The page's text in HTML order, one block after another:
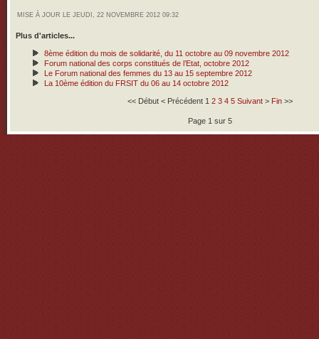
MISE À JOUR LE JEUDI, 22 NOVEMBRE 2012 09:32
Plus d'articles...
8ème édition du mois de solidarité, du 11 octobre au 09 novembre 2012
Forum national des corps constitués de l’Etat, octobre 2012
Le Forum national des femmes du 13 au 15 septembre 2012
La 10ème édition du FRSIT du 06 au 14 octobre 2012
<< Début < Précédent 1 2 3 4 5 Suivant > Fin >>
Page 1 sur 5